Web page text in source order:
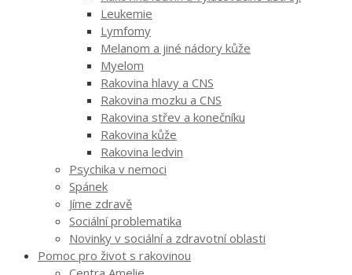
Leukemie
Lymfomy
Melanom a jiné nádory kůže
Myelom
Rakovina hlavy a CNS
Rakovina mozku a CNS
Rakovina střev a konečníku
Rakovina kůže
Rakovina ledvin
Psychika v nemoci
Spánek
Jíme zdravě
Sociální problematika
Novinky v sociální a zdravotní oblasti
Pomoc pro život s rakovinou